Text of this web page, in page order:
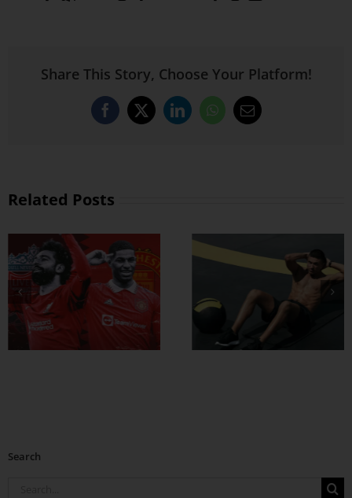
Share This Story, Choose Your Platform!
Facebook
X LinkedInWhatsApp
Email
Related Posts
ထိထိရောက်ရောက်
ဗိုက်ခေါက် အဆီ
တွေ ချဖို့
Search